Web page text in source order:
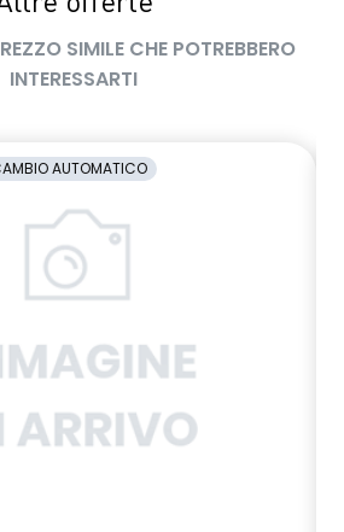
SIMILE CHE POTREBBERO
INTERESSARTI
AUTOMATICO